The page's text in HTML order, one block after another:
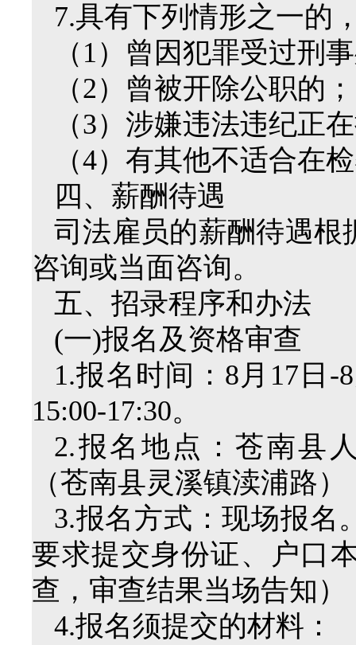
7.具有下列情形之一的
（1）曾因犯罪受过刑
（2）曾被开除公职的；
（3）涉嫌违法违纪正
（4）有其他不适合在
四、薪酬待遇
司法雇员的薪酬待遇根
咨询或当面咨询。
五、招录程序和办法
(一)报名及资格审查
1.报名时间：8月17日-
15:00-17:30。
2.报名地点：苍南县
（苍南县灵溪镇渎浦路）
3.报名方式：现场报名
要求提交身份证、户口
查，审查结果当场告知）
4.报名须提交的材料：